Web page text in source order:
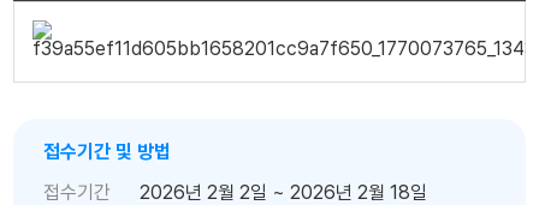
접수기간 및 방법
접수기간
2026년 2월 2일 ~ 2026년 2월 18일